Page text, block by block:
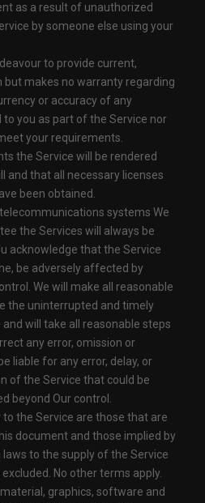
as a result of unauthorized
by someone else using your
to provide current,
makes no warranty regarding
or accuracy of any
you as part of the Service nor
your requirements.
the Service will be rendered
and that all necessary licenses
been obtained.
systems We
the Services will always be
acknowledge that the Service
be adversely affected by
We will make all reasonable
the uninterrupted and timely
will take all reasonable steps
any error, omission or
liable for any error, delay, or
of the Service that could be
beyond Our control.
the Service are those that are
document and those implied by
to the supply of the Service
No other terms apply.
graphics, software and